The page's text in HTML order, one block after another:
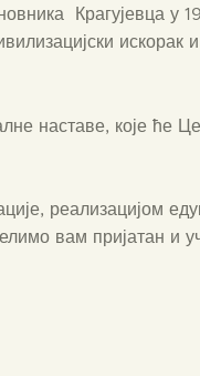
Крагујевца у
искорак
наставе, које ће
реализацијом
вам пријатан и